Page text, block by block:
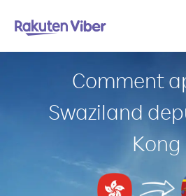
Comment
Swaziland
Kong